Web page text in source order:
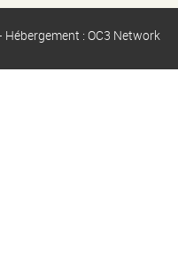
: OC3 Network